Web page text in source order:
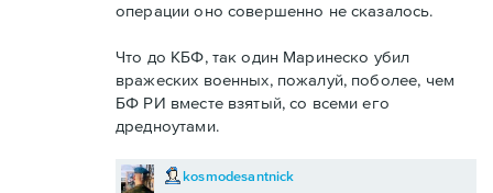
операции оно совершенно не сказалось.
Что до КБФ, так один Маринеско убил
вражеских военных, пожалуй, поболее, чем
БФ РИ вместе взятый, со всеми его
дредноутами.
kosmodesantnick